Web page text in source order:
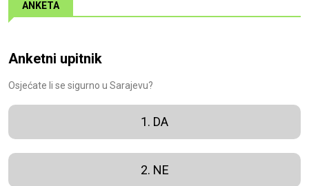
ANKETA
Anketni upitnik
Osjećate li se sigurno u Sarajevu?
1. DA
2. NE